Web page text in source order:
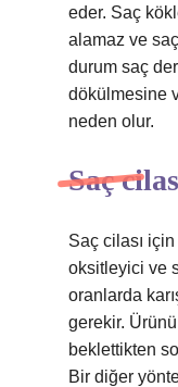
eder. Saç
alamaz ve
durum saç
dökülmesine
neden olur.
Saç
Saç cilası
oksitleyici ve
oranlarda
gerekir.
beklettikten
Bir diğer